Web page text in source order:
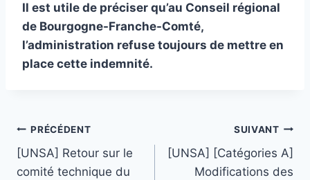
Il est utile de préciser qu’au Conseil régional
de Bourgogne-Franche-Comté,
l’administration refuse toujours de mettre en
place cette indemnité.
Navigation
de
PRÉCÉDENT
[UNSA] Retour sur le
comité technique du
SUIVANT
[UNSA] [Catégories A]
Modifications des